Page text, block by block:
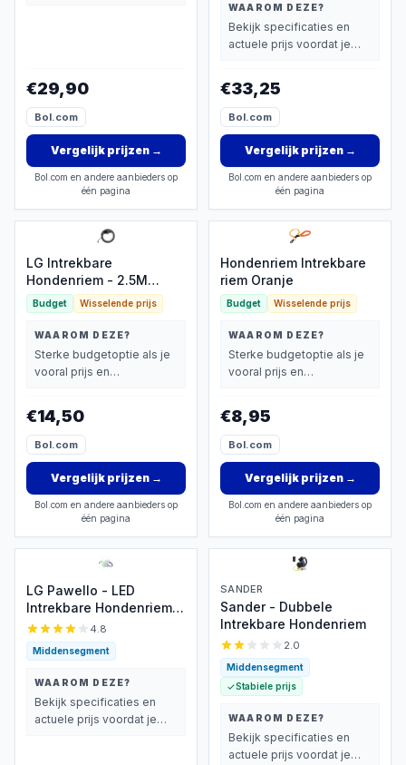
€29,90
Bol.com
Vergelijk prijzen→
Bol.com en andere aanbieders op
één pagina
WAAROM DEZE?
Bekijk specificaties en
actuele prijs voordat je
€33,25
Bol.com
Vergelijk prijzen→
Bol.com en andere aanbieders op
één pagina
LG Intrekbare
Hondenriem - 2.5M
Automatisch
Budget Wisselende prijs
WAAROM DEZE?
Sterke budgetoptie als je
vooral prijs en
€14,50
Bol.com
Vergelijk prijzen→
Bol.com en andere aanbieders op
één pagina
Hondenriem Intrekbare
riem Oranje
Budget Wisselende prijs
WAAROM DEZE?
Sterke budgetoptie als je
vooral prijs en
€8,95
Bol.com
Vergelijk prijzen→
Bol.com en andere aanbieders op
één pagina
LG Pawello - LED
Intrekbare Hondenriem
5m
4.8
Middensegment
WAAROM DEZE?
Bekijk specificaties en
actuele prijs voordat je
SANDER
Sander - Dubbele
Intrekbare Hondenriem
2.0
Middensegment
Stabiele prijs
WAAROM DEZE?
Bekijk specificaties en
actuele prijs voordat je